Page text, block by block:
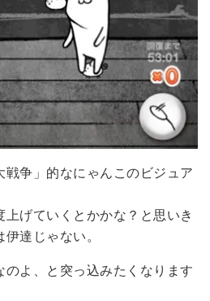
争」的なにゃんこのビジュア
げていくとかかな？と思いき
達じゃない。
よ、と突っ込みたくなります